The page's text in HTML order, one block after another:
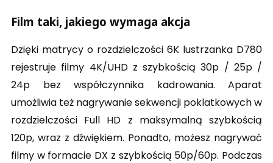
Film taki, jakiego wymaga akcja
Dzięki matrycy o rozdzielczości 6K lustrzanka D780
rejestruje filmy 4K/UHD z szybkością 30p / 25p /
24p bez współczynnika kadrowania. Aparat
umożliwia też nagrywanie sekwencji poklatkowych w
rozdzielczości Full HD z maksymalną szybkością
120p, wraz z dźwiękiem. Ponadto, możesz nagrywać
filmy w formacie DX z szybkością 50p/60p. Podczas